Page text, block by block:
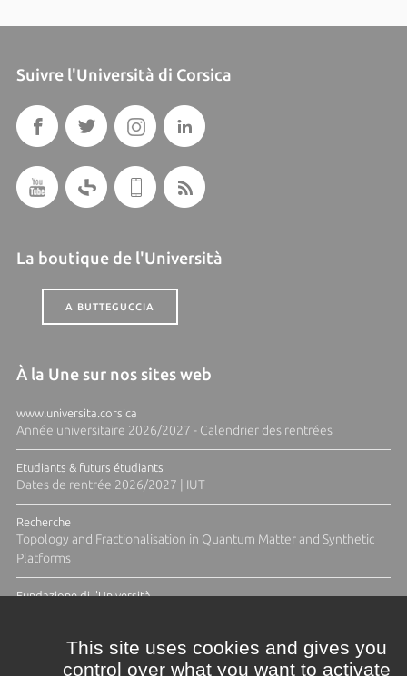
Suivre l'Università di Corsica
La boutique de l'Università
A BUTTEGUCCIA
À la Une sur nos sites web
www.universita.corsica
Année universitaire 2026/2027 - Calendrier des rentrées
Etudiants & futurs étudiants
Dates de rentrée 2026/2027 | IUT
Recherche
Topology and Fractionalisation in Quantum Matter and Synthetic
Platforms
Fundazione di l'Università
This site uses cookies and gives you
control over what you want to activate